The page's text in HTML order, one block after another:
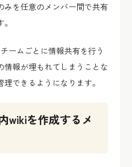
みを任意のメンバー間で共有
ームごとに情報共有を行う
情報が埋もれてしまうことな
理できるようになります。
wikiを作成するメ